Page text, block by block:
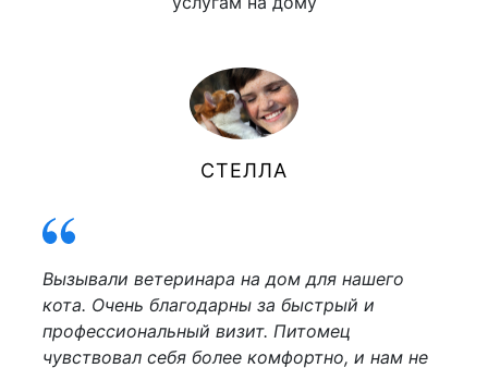
СТЕЛЛА
Вызывали ветеринара на дом для нашего
кота. Очень благодарны за быстрый и
профессиональный визит. Питомец
чувствовал себя более комфортно, и нам не